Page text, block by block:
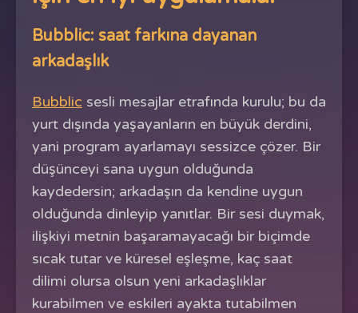
Bubblic: saat farkına dayanan
arkadaşlık
Bubblic sesli mesajlar etrafında kurulu; bu da
yurt dışında yaşayanların en büyük derdini,
yani program ayarlamayı sessizce çözer. Bir
düşünceyi sana uygun olduğunda
kaydedersin; arkadaşın da kendine uygun
olduğunda dinleyip yanıtlar. Bir sesi duymak,
ilişkiyi metnin başaramayacağı bir biçimde
sıcak tutar ve küresel eşleşme, kaç saat
dilimi olursa olsun yeni arkadaşlıklar
kurabilmen ve eskileri ayakta tutabilmen